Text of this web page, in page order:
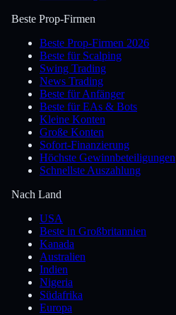
Beste Prop-Firmen
Beste Prop-Firmen 2026
Beste für Scalping
Swing Trading
News Trading
Beste für Anfänger
Beste für EAs & Bots
Kleine Konten
Große Konten
Sofort-Finanzierung
Höchste Gewinnbeteiligungen
Schnellste Auszahlung
Nach Land
USA
Beste in Großbritannien
Kanada
Australien
Indien
Nigeria
Südafrika
Europa